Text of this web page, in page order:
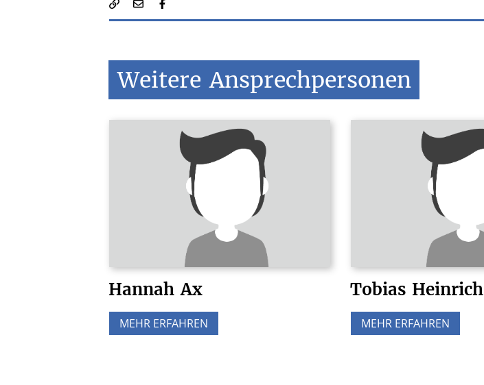
Weitere Ansprechpersonen
Hannah Ax
MEHR ERFAHREN
Tobias Heinrich
MEHR ERFAHREN